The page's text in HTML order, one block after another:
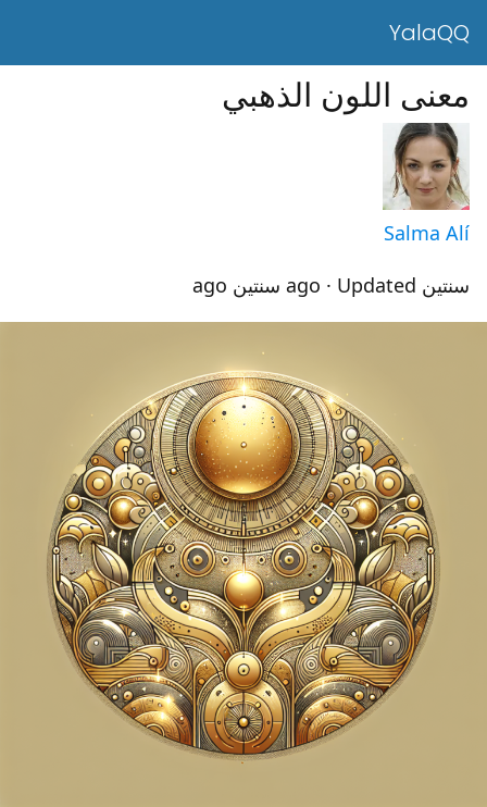
YalaQQ
معنى اللون الذهبي
Salma Alí
سنتين ago · Updated سنتين ago